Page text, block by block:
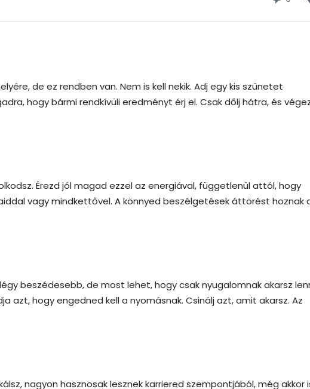
de ez rendben van. Nem is kell nekik. Adj egy kis szünetet
hogy bármi rendkívüli eredményt érj el. Csak dőlj hátra, és
Érezd jól magad ezzel az energiával, függetlenül attól, hogy
vagy mindkettővel. A könnyed beszélgetések áttörést hoznak
beszédesebb, de most lehet, hogy csak nyugalomnak akarsz
azt, hogy engedned kell a nyomásnak. Csinálj azt, amit akarsz. Az
nagyon hasznosak lesznek karriered szempontjából, még akkor